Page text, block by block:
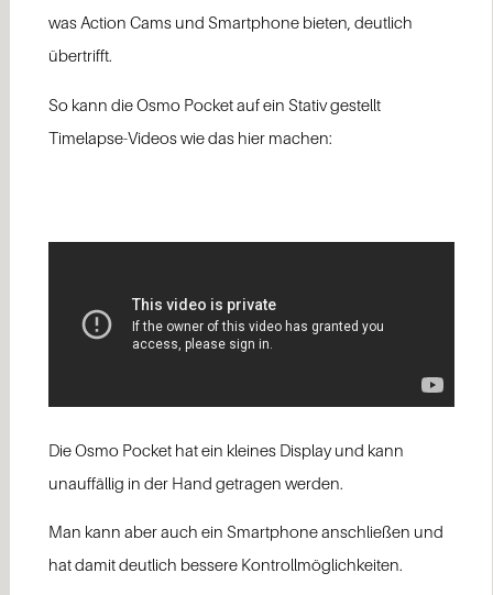
was Action Cams und Smartphone bieten, deutlich
übertrifft.
So kann die Osmo Pocket auf ein Stativ gestellt
Timelapse-Videos wie das hier machen:
Die Osmo Pocket hat ein kleines Display und kann
unauffällig in der Hand getragen werden.
Man kann aber auch ein Smartphone anschließen und
hat damit deutlich bessere Kontrollmöglichkeiten.